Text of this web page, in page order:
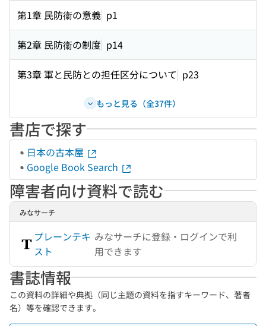
第1章 民防衞の意義 p1
第2章 民防衞の制度 p14
第3章 軍と民防との担任区分について p23
もっと見る（全37件）
書店で探す
日本の古本屋
Google Book Search
障害者向け資料で読む
みなサーチ
プレーンテキ
スト
みなサーチに登録・ログインで利
用できます
書誌情報
この資料の詳細や典拠（同じ主題の資料を指すキーワード、著者
名）等を確認できます。